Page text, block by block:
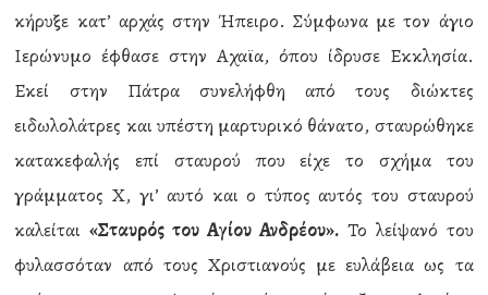
κήρυξε κατ’ αρχάς στην Ήπειρο. Σύμφωνα με τον άγιο
Ιερώνυμο έφθασε στην Αχαϊα, όπου ίδρυσε Εκκλησία.
Εκεί στην Πάτρα συνελήφθη από τους διώκτες
ειδωλολάτρες και υπέστη μαρτυρικό θάνατο, σταυρώθηκε
κατακεφαλής επί σταυρού που είχε το σχήμα του
γράμματος Χ, γι’ αυτό και ο τύπος αυτός του σταυρού
καλείται«Σταυρός του Αγίου Ανδρέου».Το λείψανό του
φυλασσόταν από τους Χριστιανούς με ευλάβεια ως τα